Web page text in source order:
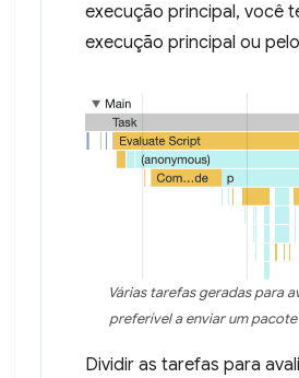
execução principal, você
execução principal ou
Várias tarefas geradas para
preferível a enviar um
Dividir as tarefas para